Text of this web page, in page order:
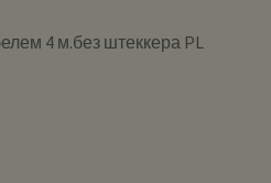
4 м.без штеккера PL